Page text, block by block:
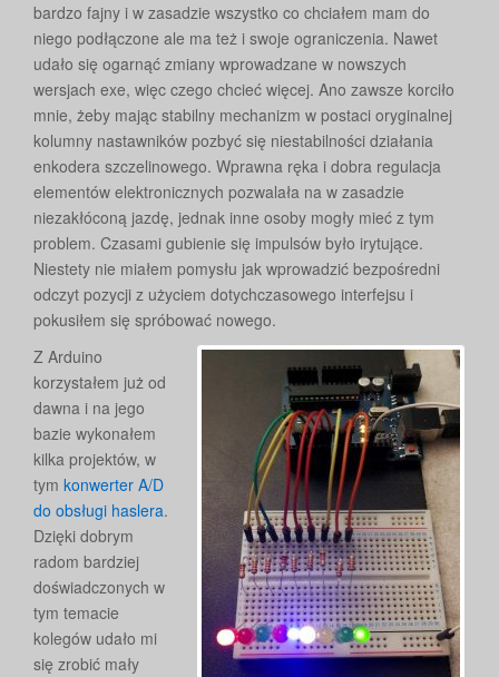
bardzo fajny i w zasadzie wszystko co chciałem mam do
niego podłączone ale ma też i swoje ograniczenia. Nawet
udało się ogarnąć zmiany wprowadzane w nowszych
wersjach exe, więc czego chcieć więcej. Ano zawsze korciło
mnie, żeby mając stabilny mechanizm w postaci oryginalnej
kolumny nastawników pozbyć się niestabilności działania
enkodera szczelinowego. Wprawna ręka i dobra regulacja
elementów elektronicznych pozwalała na w zasadzie
niezakłóconą jazdę, jednak inne osoby mogły mieć z tym
problem. Czasami gubienie się impulsów było irytujące.
Niestety nie miałem pomysłu jak wprowadzić bezpośredni
odczyt pozycji z użyciem dotychczasowego interfejsu i
pokusiłem się spróbować nowego.
Z Arduino
korzystałem już od
dawna i na jego
bazie wykonałem
kilka projektów, w
tym konwerter A/D
do obsługi haslera.
Dzięki dobrym
radom bardziej
doświadczonych w
tym temacie
kolegów udało mi
się zrobić mały